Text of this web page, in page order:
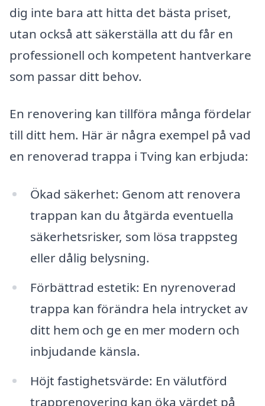
dig inte bara att hitta det bästa priset,
utan också att säkerställa att du får en
professionell och kompetent hantverkare
som passar ditt behov.
En renovering kan tillföra många fördelar
till ditt hem. Här är några exempel på vad
en renoverad trappa i Tving kan erbjuda:
Ökad säkerhet: Genom att renovera
trappan kan du åtgärda eventuella
säkerhetsrisker, som lösa trappsteg
eller dålig belysning.
Förbättrad estetik: En nyrenoverad
trappa kan förändra hela intrycket av
ditt hem och ge en mer modern och
inbjudande känsla.
Höjt fastighetsvärde: En välutförd
trapprenovering kan öka värdet på